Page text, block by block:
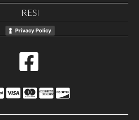
RESI
Privacy Policy